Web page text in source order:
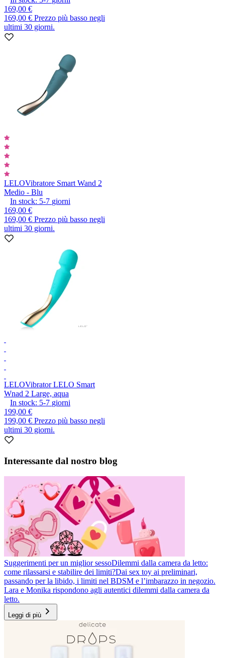
169,00 €
169,00 € Prezzo più basso negli
ultimi 30 giorni.
LELOVibratore Smart Wand 2
Medio - Blu
In stock: 5-7 giorni
169,00 €
169,00 € Prezzo più basso negli
ultimi 30 giorni.
LELOVibrator LELO Smart
Wnad 2 Large, aqua
In stock: 5-7 giorni
199,00 €
199,00 € Prezzo più basso negli
ultimi 30 giorni.
Interessante dal nostro blog
Suggerimenti per un miglior sessoDilemmi dalla camera da letto:
come rilassarsi e stabilire dei limiti?Dai sex toy ai preliminari,
passando per la libido, i limiti nel BDSM e l’imbarazzo in negozio.
Lara e Monika rispondono agli autentici dilemmi dalla camera da
letto.
Leggi di più